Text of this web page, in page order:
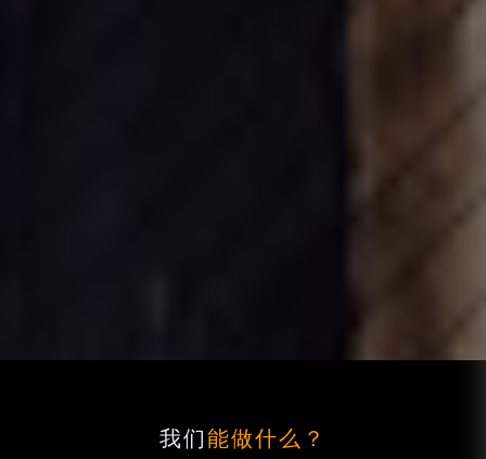
我们能做什么？